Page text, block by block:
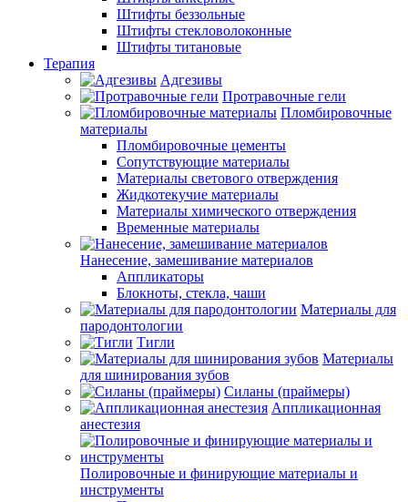
Штифты беззольные
Штифты стекловолоконные
Штифты титановые
Терапия
Адгезивы
Протравочные гели
Пломбировочные
материалы
Пломбировочные цементы
Сопутствующие материалы
Материалы светового отверждения
Жидкотекучие материалы
Материалы химического отверждения
Временные материалы
Нанесение, замешивание материалов
Аппликаторы
Блокноты, стекла, чаши
Материалы для
пародонтологии
Тигли
Материалы
для шинирования зубов
Силаны (праймеры)
Аппликационная
анестезия
Полировочные и финирующие материалы и
инструменты